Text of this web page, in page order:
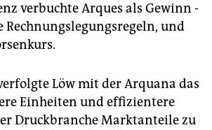
verbuchte Arques als Gewinn -
Rechnungslegungsregeln, und
Löw mit der Arquana das
Einheiten und effizientere
Druckbranche Marktanteile zu